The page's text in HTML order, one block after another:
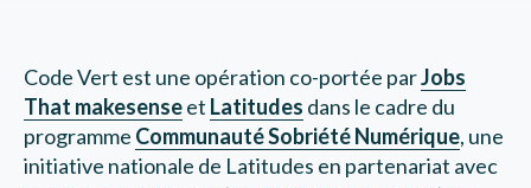
Code Vert est une opération co-portée parJobs
That makesenseet Latitudes dans le cadre du
programme Communauté Sobriété Numérique, une
initiative nationale de Latitudes en partenariat avec